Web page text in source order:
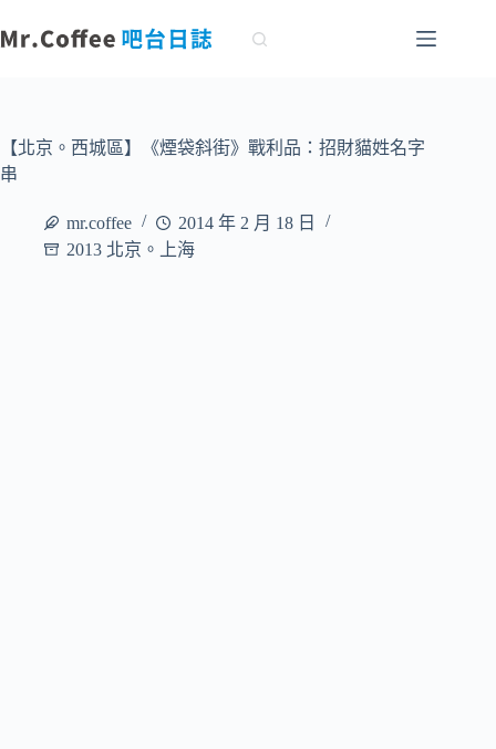
至
容【北京。西城區】《煙袋斜街》戰利品：招財貓姓名字
串
mr.coffee
2014 年 2 月 18 日
2013 北京。上海